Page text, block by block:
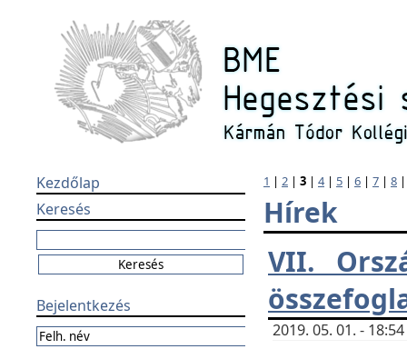
Kezdőlap
Keresés
Bejelentkezés
1 | 2 | 3 | 4| 5 | 6 | 7 | 8
Hírek
VII.
2019. 05. 01. -